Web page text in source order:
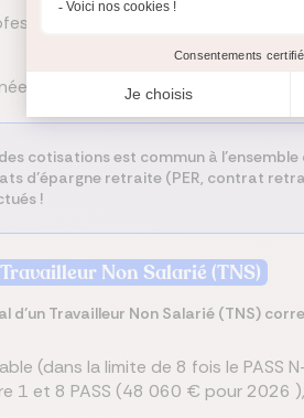
de l’année précédente,
N-1.
cotisations est commun à
d’épargne retraite (PER, contrat
!
Non Salarié (TNS)
d’un Travailleur Non Salarié (TNS)
(dans la limite de 8 fois le PASS
1 et 8 PASS (48 060 € pour 2026 ),